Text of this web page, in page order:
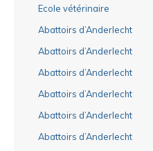
Ecole vétérinaire
Abattoirs d’Anderlecht
Abattoirs d’Anderlecht
Abattoirs d’Anderlecht
Abattoirs d’Anderlecht
Abattoirs d’Anderlecht
Abattoirs d’Anderlecht